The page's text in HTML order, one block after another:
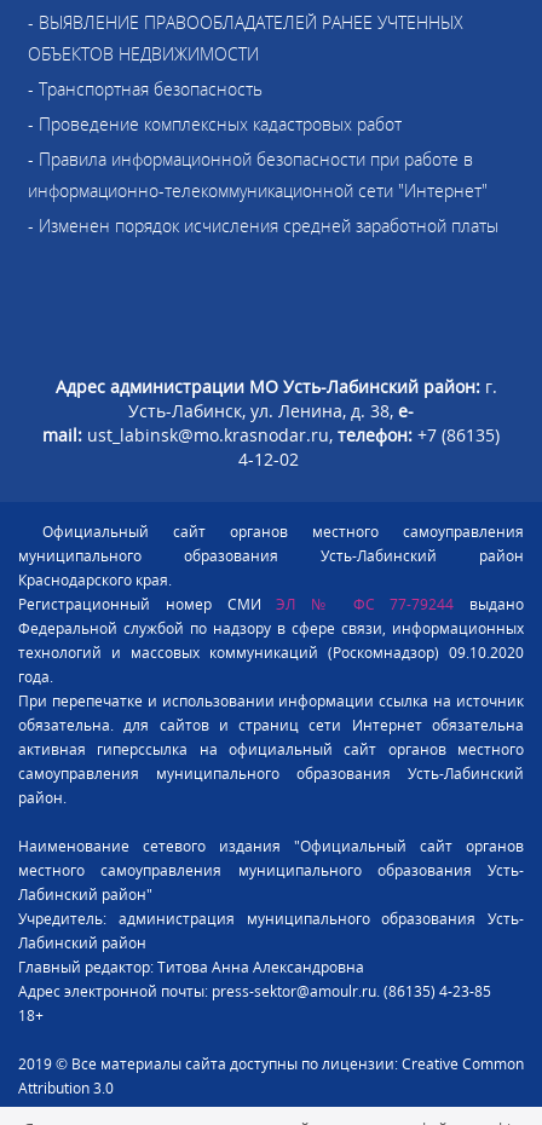
- ВЫЯВЛЕНИЕ ПРАВООБЛАДАТЕЛЕЙ РАНЕЕ УЧТЕННЫХ
ОБЪЕКТОВ НЕДВИЖИМОСТИ
- Транспортная безопасность
- Проведение комплексных кадастровых работ
- Правила информационной безопасности при работе в
информационно-телекоммуникационной сети "Интернет"
- Изменен порядок исчисления средней заработной платы
Адрес администрации МО Усть-Лабинский район: г.
Усть-Лабинск, ул. Ленина, д. 38, e-
mail: ust_labinsk@mo.krasnodar.ru, телефон: +7 (86135)
4-12-02
Официальный сайт органов местного самоуправления
муниципального образования Усть-Лабинский район
Краснодарского края.
Регистрационный номер СМИЭЛ № ФС 77-79244 выдано
Федеральной службой по надзору в сфере связи, информационных
технологий и массовых коммуникаций (Роскомнадзор) 09.10.2020
года.
При перепечатке и использовании информации ссылка на источник
обязательна. для сайтов и страниц сети Интернет обязательна
активная гиперссылка на официальный сайт органов местного
самоуправления муниципального образования Усть-Лабинский
район.
Наименование сетевого издания "Официальный сайт органов
местного самоуправления муниципального образования Усть-
Лабинский район"
Учредитель: администрация муниципального образования Усть-
Лабинский район
Главный редактор: Титова Анна Александровна
Адрес электронной почты: press-sektor@amoulr.ru. (86135) 4-23-85
18+
2019 © Все материалы сайта доступны по лицензии: Creative Common
Attribution 3.0